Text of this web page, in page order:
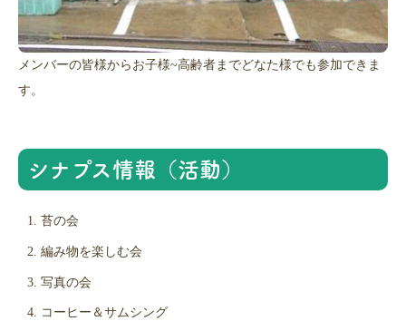
メンバーの皆様からお子様~高齢者までどなた様でも参加できま
す。
シナプス情報（活動）
苔の会
編み物を楽しむ会
写真の会
コーヒー＆サムシング